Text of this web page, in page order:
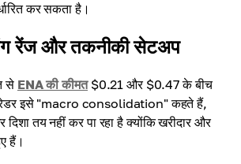
कर सकता है।
रेंज और तकनीकी सेटअप
से ENA की कीमत$0.21 और $0.47 के बीच
ट्रेडर इसे "macro consolidation" कहते हैं,
दिशा तय नहीं कर पा रहा है क्योंकि खरीदार और
हैं।